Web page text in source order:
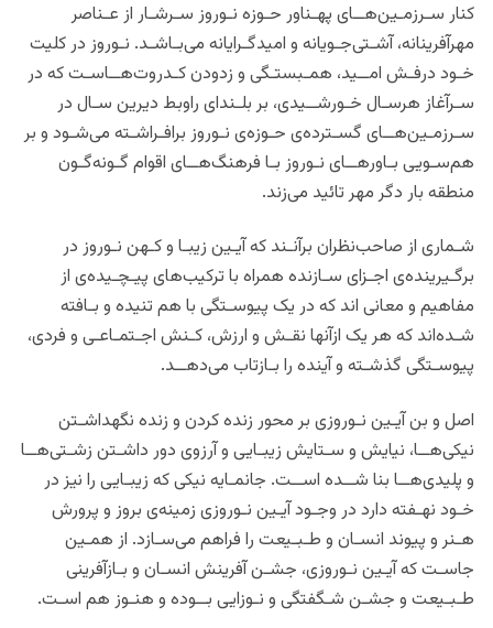
کنار سـرزمـین‌هــای پهـناور حـوزه نـوروز سـرشـار از عـناصر
مهرآفرینانه، آشـتی‌جـویانه و امیدگـرایانه می‌بـاشـد. نـوروز در کلیت
خـود درفـش امــید، همـبستـگی و زدودن کـدروت‌هــاسـت که در
سـرآغاز هرسـال خـورشــیدی، بر بلـندای راوبط دیرین سـال در
سـرزمـین‌هــای گسـترده‌‌ی حـوزه‌ی نـوروز برافـراشـته می‌‌شـود و بر
هم‌سـویی بـاورهــای نـوروز بـا فرهنگ‌هــای اقوام گـونه‌گـون
منطقه بار دگر مهر تائید می‌‌زند.
شـماری از صاحب‌نظران برآنـند که آیـین زیبـا و کـهن نـوروز در
برگـیرینده‌ی اجـزای سـازنده همراه با ترکیب‌های پیـچـیده‌ی از
مفاهیم و معانی اند که در یک پیوسـتگی با هم تنیده و بـافته
شـده‌اند که هر یک ازآنها نقـش و ارزش، کـنش اجـتمـاعـی و فردی،
پیوسـتگی گذشـته و آینده را بـازتاب می‌‌دهــد.
اصل و بن آیـین نـوروزی بر محور زنده کردن و زنده نگهداشـتن
نیکی‌هــا، نیایش و سـتایش زیبـایی و آرزوی دور داشـتن زشـتی‌هــا
و پلیدی‌هــا بنا شــده اســت. جانمـایه نیکی که زیبـایی را نیز در
خـود نهـفته دارد در وجـود آیـین نـوروزی زمینه‌ی بروز و پرورش
هـنر و پیوند انسـان و طـبـیعت را فراهم می‌سـازد. از همـین
جاسـت که آیـین نـوروزی، جشـن آفرینش انسـان و بـازآفرینی
طـبـیعت و جشـن شـگفتگی و نـوزایی بــوده و هنـوز هم اسـت.